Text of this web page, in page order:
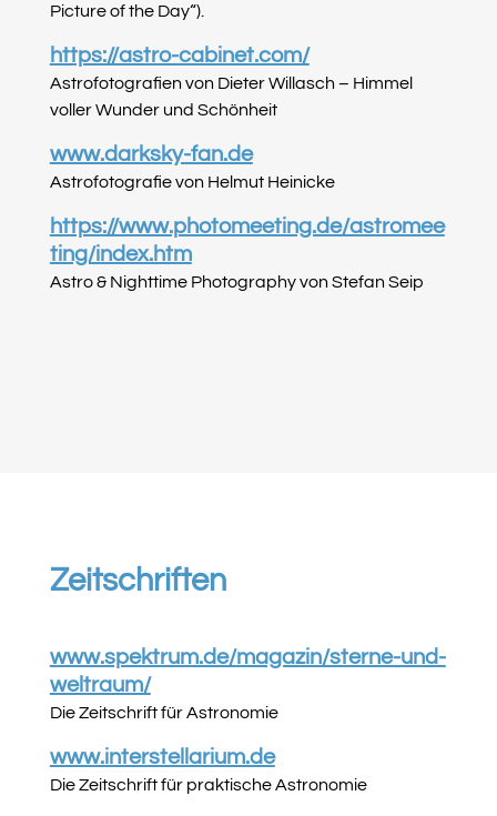
Picture of the Day“).
https://astro-cabinet.com/
Astrofotografien von Dieter Willasch – Himmel
voller Wunder und Schönheit
www.darksky-fan.de
Astrofotografie von Helmut Heinicke
https://www.photomeeting.de/astromee
ting/index.htm
Astro & Nighttime Photography von Stefan Seip
Zeitschriften
www.spektrum.de/magazin/sterne-und-
weltraum/
Die Zeitschrift für Astronomie
www.interstellarium.de
Die Zeitschrift für praktische Astronomie